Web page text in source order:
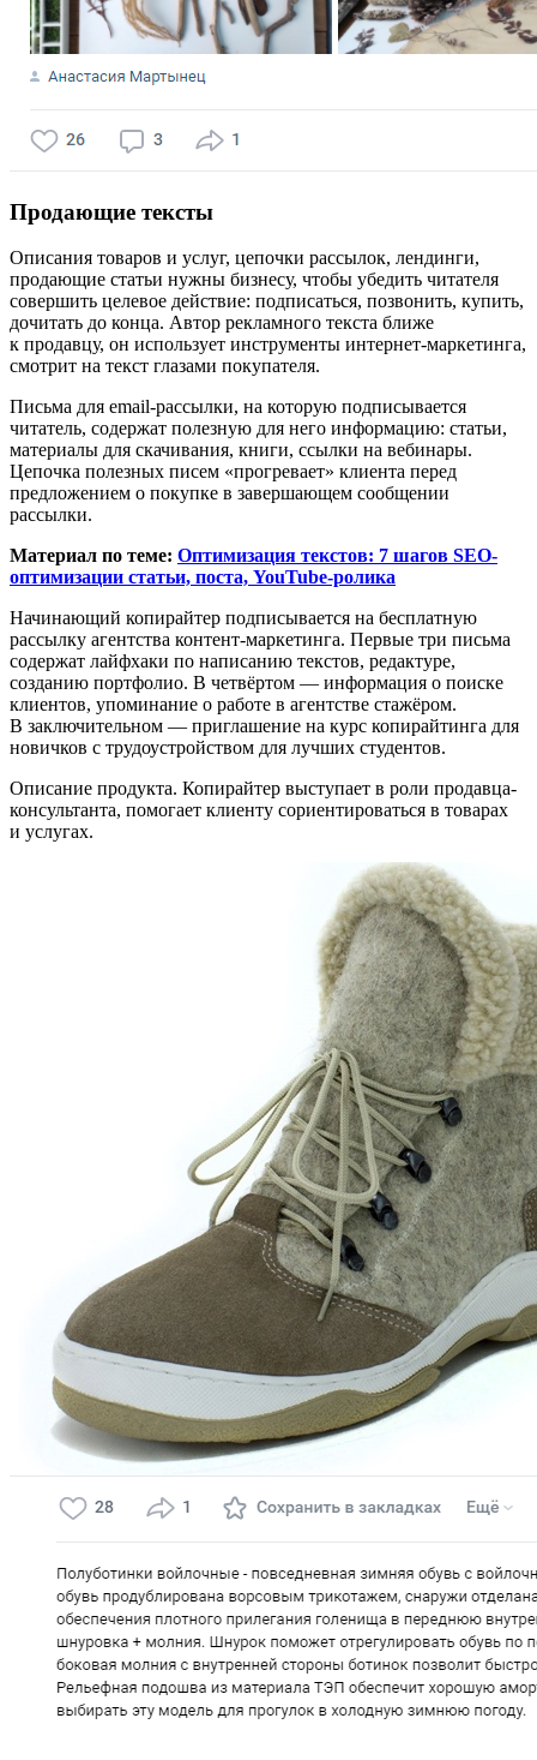
Продающие тексты
Описания товаров и услуг, цепочки рассылок, лендинги,
продающие статьи нужны бизнесу, чтобы убедить читателя
совершить целевое действие: подписаться, позвонить, купить,
дочитать до конца. Автор рекламного текста ближе
к продавцу, он использует инструменты интернет-маркетинга,
смотрит на текст глазами покупателя.
Письма для email-рассылки, на которую подписывается
читатель, содержат полезную для него информацию: статьи,
материалы для скачивания, книги, ссылки на вебинары.
Цепочка полезных писем «прогревает» клиента перед
предложением о покупке в завершающем сообщении
рассылки.
Материал по теме: Оптимизация текстов: 7 шагов SEO-
оптимизации статьи, поста, YouTube-ролика
Начинающий копирайтер подписывается на бесплатную
рассылку агентства контент-маркетинга. Первые три письма
содержат лайфхаки по написанию текстов, редактуре,
созданию портфолио. В четвёртом — информация о поиске
клиентов, упоминание о работе в агентстве стажёром.
В заключительном — приглашение на курс копирайтинга для
новичков с трудоустройством для лучших студентов.
Описание продукта. Копирайтер выступает в роли продавца-
консультанта, помогает клиенту сориентироваться в товарах
и услугах.